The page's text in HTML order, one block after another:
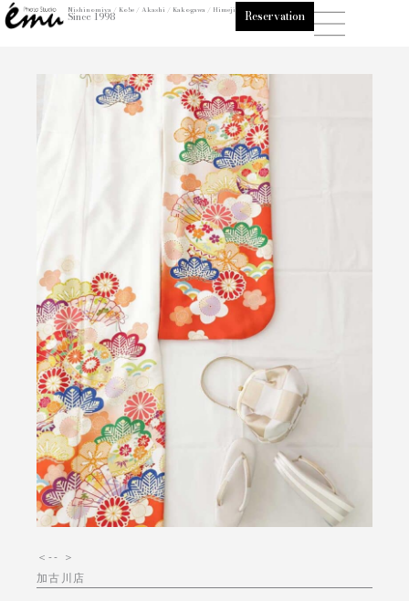
内
容
Nishinomiya / Kobe / Akashi / Kakogawa / Himeji
Since 1998 Reservation
＜-- ＞
加古川店